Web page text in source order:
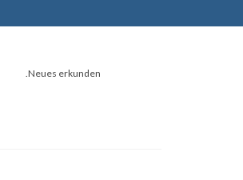
.Neues erkunden